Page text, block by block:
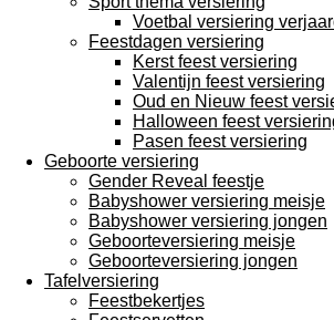
Voetbal versiering
Feestdagen versiering
Kerst feest versiering
Valentijn feest versiering
Oud en Nieuw feest
Halloween feest
Pasen feest versiering
Geboorte versiering
Gender Reveal feestje
Babyshower versiering meisje
Babyshower versiering jongen
Geboorteversiering meisje
Geboorteversiering jongen
Tafelversiering
Feestbekertjes